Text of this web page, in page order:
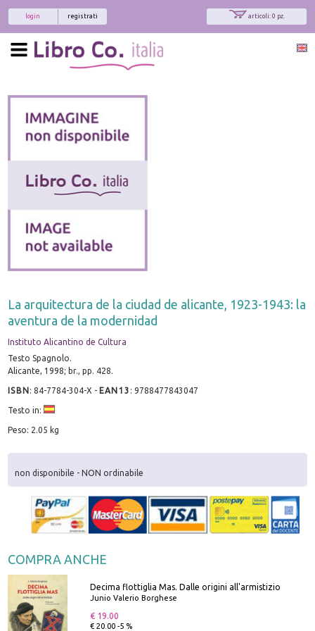
articoli: 0 pz.
registrati
login
La arquitectura de la ciudad de alicante, 1923-1943: la
aventura de la modernidad
Instituto Alicantino de Cultura
Testo Spagnolo.
Alicante, 1998; br., pp. 428.
ISBN:84-7784-304-X - EAN13 :9788477843047
Testo in:
Peso: 2.05 kg
non disponibile - NON ordinabile
COMPRA ANCHE
Decima flottiglia Mas. Dalle origini all'armistizio
Junio Valerio Borghese
€ 19.00
€ 20.00 -5 %